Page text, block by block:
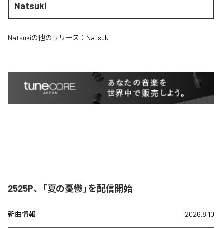
Natsuki
Natsukiの他のリリース： Natsuki
2525P、「夏の憂鬱」を配信開始
新曲情報 2026.8.10